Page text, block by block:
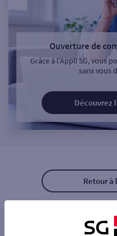
Ouverture de
Grâce à l’Appli SG, vous
sans vous
Découvrez
Retour à
Les distributeurs/